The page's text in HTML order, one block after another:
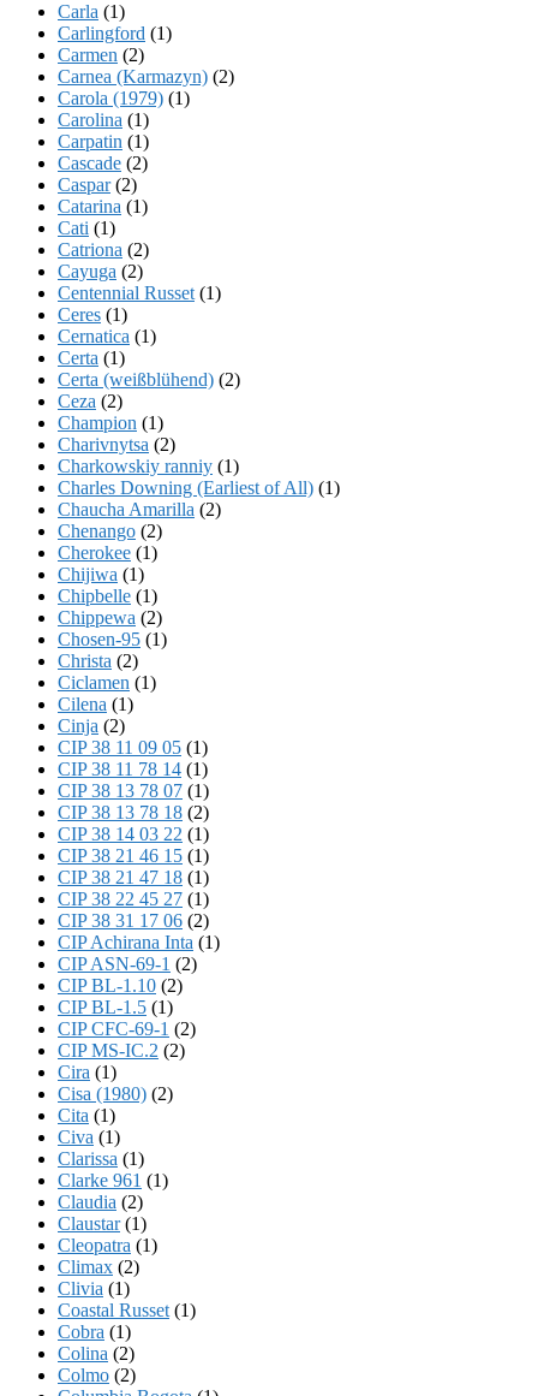
Carla (1)
Carlingford (1)
Carmen (2)
Carnea (Karmazyn) (2)
Carola (1979) (1)
Carolina (1)
Carpatin (1)
Cascade (2)
Caspar(2)
Catarina (1)
Cati (1)
Catriona (2)
Cayuga (2)
Centennial Russet (1)
Ceres (1)
Cernatica (1)
Certa (1)
Certa (weißblühend) (2)
Ceza (2)
Champion (1)
Charivnytsa (2)
Charkowskiy ranniy (1)
Charles Downing (Earliest of All) (1)
Chaucha Amarilla (2)
Chenango (2)
Cherokee (1)
Chijiwa (1)
Chipbelle (1)
Chippewa (2)
Chosen-95 (1)
Christa (2)
Ciclamen (1)
Cilena (1)
Cinja (2)
CIP 38 11 09 05 (1)
CIP 38 11 78 14 (1)
CIP 38 13 78 07 (1)
CIP 38 13 78 18 (2)
CIP 38 14 03 22 (1)
CIP 38 21 46 15 (1)
CIP 38 21 47 18 (1)
CIP 38 22 45 27 (1)
CIP 38 31 17 06 (2)
CIP Achirana Inta (1)
CIP ASN-69-1 (2)
CIP BL-1.10 (2)
CIP BL-1.5 (1)
CIP CFC-69-1 (2)
CIP MS-IC.2 (2)
Cira (1)
Cisa (1980) (2)
Cita (1)
Civa (1)
Clarissa (1)
Clarke 961 (1)
Claudia (2)
Claustar(1)
Cleopatra (1)
Climax (2)
Clivia (1)
Coastal Russet (1)
Cobra (1)
Colina (2)
Colmo (2)